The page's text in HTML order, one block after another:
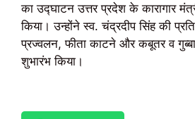
का उद्घाटन उत्तर प्रदेश के कारागार
किया। उन्होंने स्व. चंद्रदीप सिंह की
प्रज्वलन, फीता काटने और कबूतर व
शुभारंभ किया।